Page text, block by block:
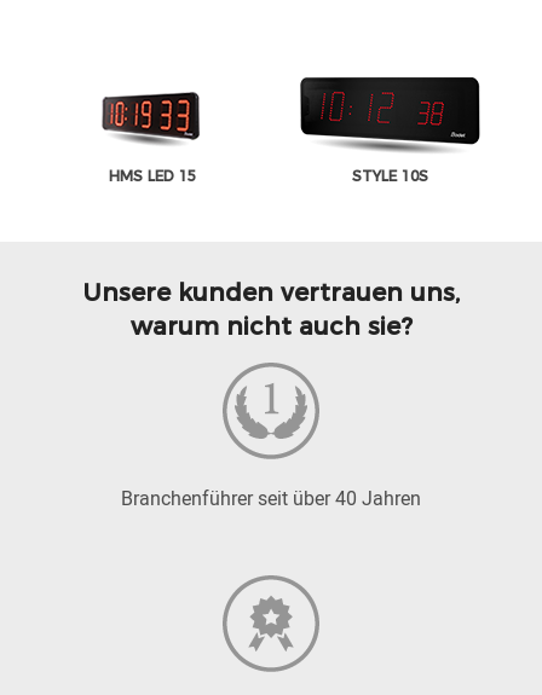
HMS LED 15 STYLE 10S
Unsere kunden vertrauen uns,
warum nicht auch sie?
Branchenführer seit über 40 Jahren